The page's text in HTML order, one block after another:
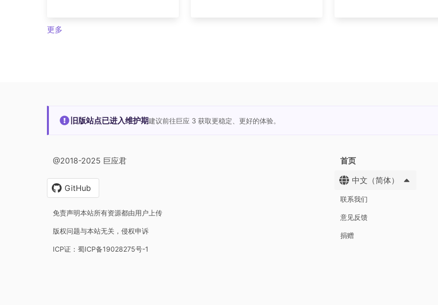
更多
旧版站点已进入维护期建议前往巨应 3 获取更稳定、更好的体验。
@2018-2025 巨应君
GitHub
免责声明本站所有资源都由用户上传
版权问题与本站无关，侵权申诉
ICP证：蜀ICP备19028275号-1
首页
中文（简体）
联系我们
意见反馈
捐赠